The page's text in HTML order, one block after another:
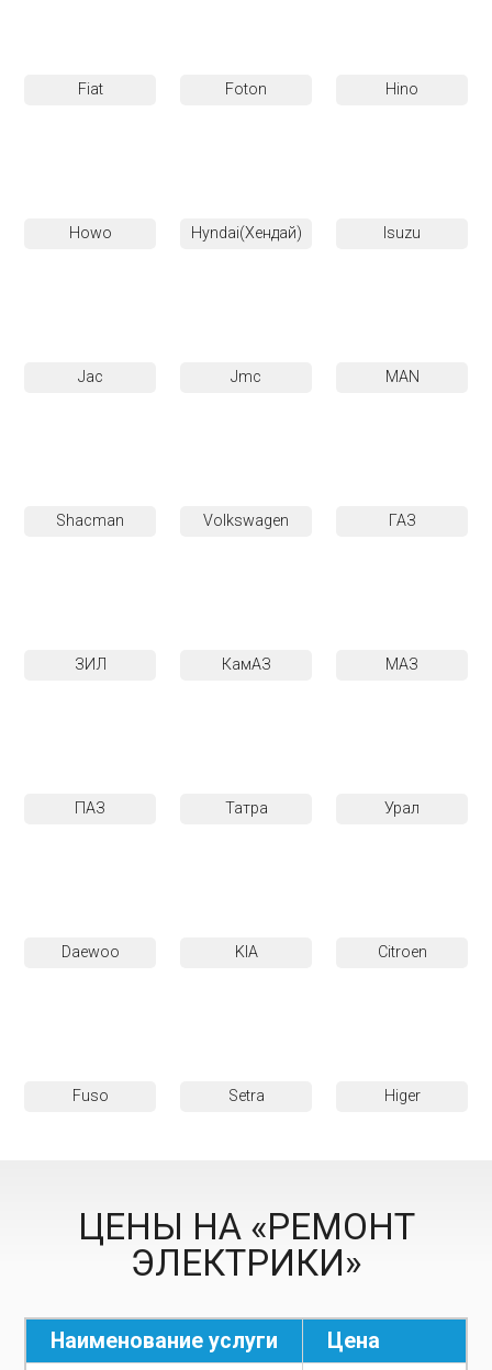
Fiat Foton Hino
Howo Hyndai(Хендай) Isuzu
Jac Jmc MAN
Shacman Volkswagen ГАЗ
ЗИЛ КамАЗ МАЗ
ПАЗ Татра Урал
Daewoo KIA Citroen
Fuso Setra Higer
ЦЕНЫ НА «РЕМОНТ
ЭЛЕКТРИКИ»
Наименование услуги Цена